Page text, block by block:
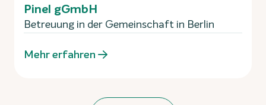
Pinel gGmbH
Betreuung in der Gemeinschaft in Berlin
Mehr erfahren